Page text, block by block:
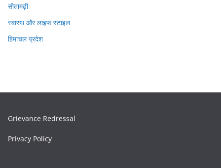
सीतामढ़ी
स्वास्थ और लाइफ स्टाइल
हिमाचल प्रदेश
Grievance Redressal
Privacy Policy